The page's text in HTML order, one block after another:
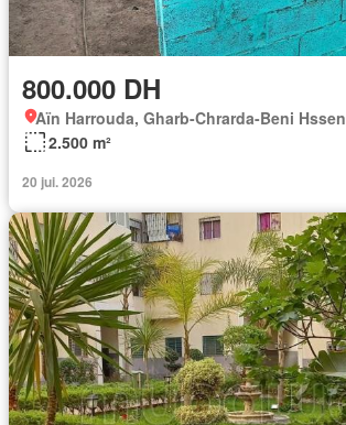
800.000 DH
Aïn Harrouda, Gharb-Chrarda-Beni Hssen
2.500 m²
20 jui. 2026